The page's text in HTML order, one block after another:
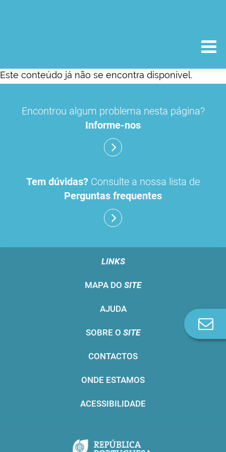
Este conteúdo já não se encontra disponível.
Encontrou algum problema nesta página?
Informe-nos
Tem dúvidas? Consulte a nossa lista de
Perguntas frequentes
LINKS
MAPA DO SITE
AJUDA
SOBRE O SITE
CONTACTOS
ONDE ESTAMOS
ACESSIBILIDADE